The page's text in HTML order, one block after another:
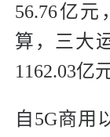
56.76亿元
算，三大
1162.03亿
自5G商用